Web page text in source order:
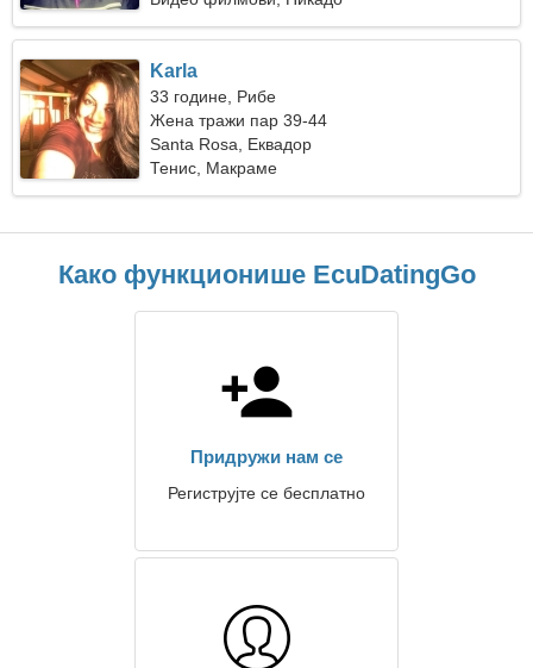
Karla
33 године, Рибе
Жена тражи пар 39-44
Santa Rosa, Еквадор
Тенис, Макраме
Како функционише EcuDatingGo
Придружи нам се
Региструјте се бесплатно